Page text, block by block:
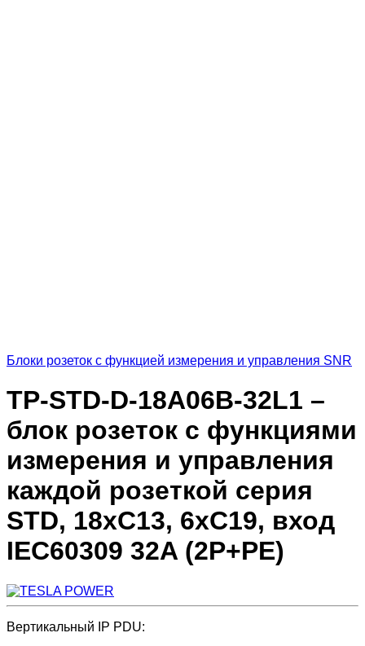
Блоки розеток с функцией измерения и управления SNR
TP-STD-D-18A06B-32L1 –
блок розеток с функциями
измерения и управления
каждой розеткой серия
STD, 18xC13, 6xC19, вход
IEC60309 32A (2P+PE)
Вертикальный IP PDU: